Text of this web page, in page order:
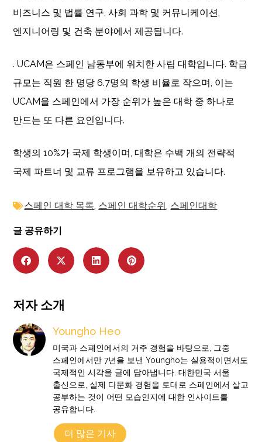
비즈니스 및 법률 연구, 사회 과학 및 커뮤니케이션,
엔지니어링 및 건축 분야에서 제공됩니다.
. UCAM은 스페인 남동부에 위치한 사립 대학입니다. 학급
규모는 직원 한 명당 6.7명의 학생 비율로 작으며, 이는
UCAM을 스페인에서 가장 순위가 높은 대학 중 하나로
만드는 또 다른 요인입니다.
학생의 10%가 국제 학생이며, 대학은 수백 개의 전략적
국제 파트너 및 교류 프로그램을 보유하고 있습니다.
스페인 대학 목록 스페인 대학순위 스페인대학
글 공유하기
저자 소개
Youngho Heo
미국과 스페인에서의 거주 경험을 바탕으로, 그중
스페인에서만 7년을 보낸 Youngho는 실용적이면서도
국제적인 시각을 글에 담아냅니다. 대한민국 서울
출신으로, 실제 다문화 경험을 토대로 스페인에서 살고
공부하는 것이 어떤 모습인지에 대한 인사이트를
공유합니다.
더 많은 기사